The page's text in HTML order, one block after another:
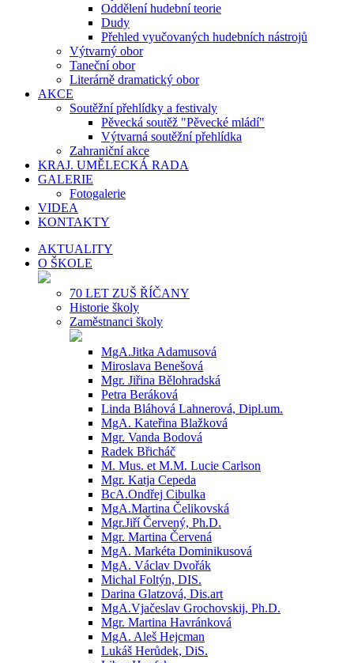
Oddělení hudební teorie
Dudy
Přehled vyučovaných hudebních nástrojů
Výtvarný obor
Taneční obor
Literárně dramatický obor
AKCE
Soutěžní přehlídky a festivaly
Pěvecká soutěž "Pěvecké mládí"
Výtvarná soutěžní přehlídka
Zahraniční akce
KRAJ. UMĚLECKÁ RADA
GALERIE
Fotogalerie
VIDEA
KONTAKTY
AKTUALITY
O ŠKOLE
70 LET ZUŠ ŘÍČANY
Historie školy
Zaměstnanci školy
MgA.Jitka Adamusová
Miroslava Benešová
Mgr. Jiřina Bělohradská
Petra Beráková
Linda Bláhová Lahnerová, Dipl.um.
MgA. Kateřina Blažková
Mgr. Vanda Bodová
Radek Břicháč
M. Mus. et M.M. Lucie Carlson
Mgr. Katja Cepeda
BcA.Ondřej Cibulka
MgA.Martina Čelikovská
Mgr.Jiří Červený, Ph.D.
Mgr. Martina Červená
MgA. Markéta Dominikusová
MgA. Václav Dvořák
Michal Foltýn, DIS.
Darina Glatzová, Dis.art
MgA.Vjačeslav Grochovskij, Ph.D.
Mgr. Martina Havránková
MgA. Aleš Hejcman
Lukáš Herůdek, DiS.